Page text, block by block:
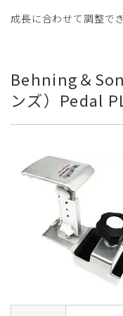
成長に合わせて調整で
Behning＆
ンズ）Pedal